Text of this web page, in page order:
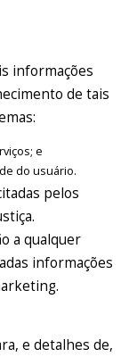
informações
de tais
e
do usuário.
pelos
a qualquer
informações
e detalhes de,